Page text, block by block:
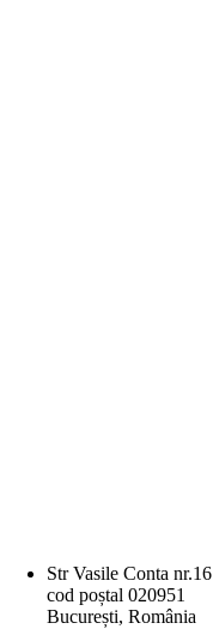
Str Vasile Conta nr.16
cod poștal 020951
București, România